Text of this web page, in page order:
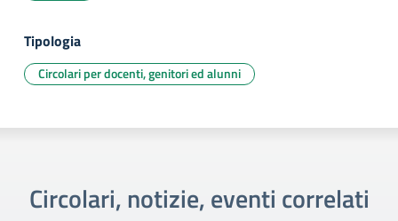
Tipologia
Circolari per docenti, genitori ed alunni
Circolari, notizie, eventi correlati